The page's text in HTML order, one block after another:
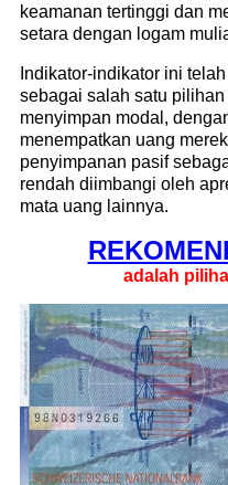
keamanan tertinggi dan
setara dengan logam
Indikator-indikator ini
sebagai salah satu
menyimpan modal,
menempatkan uang
penyimpanan pasif
rendah diimbangi oleh
mata uang lainnya.
adalah